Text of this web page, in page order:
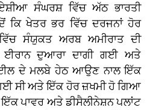
ਸੰਘਰਸ਼ ਵਿੱਚ ਅੱਠ ਭਾਰਤੀ
ਕਿ ਖੇਤਰ ਭਰ ਵਿੱਚ ਦਰਜਨਾਂ ਹੋਰ
ਸੰਯੁਕਤ ਅਰਬ ਅਮੀਰਾਤ ਦੀ
ਈਰਾਨ ਦੁਆਰਾ ਦਾਗੀ ਗਈ ਅਤੇ
ਦੇ ਮਲਬੇ ਹੇਠ ਆਉਣ ਨਾਲ ਇੱਕ
ਗਈ ਸੀ ਅਤੇ ਇੱਕ ਹੋਰ ਜ਼ਖਮੀ ਹੋ ਗਿਆ
ਇੱਕ ਪਾਵਰ ਅਤੇ ਡੀਸੈਲੀਨੇਸ਼ਨ ਪਲਾਂਟ